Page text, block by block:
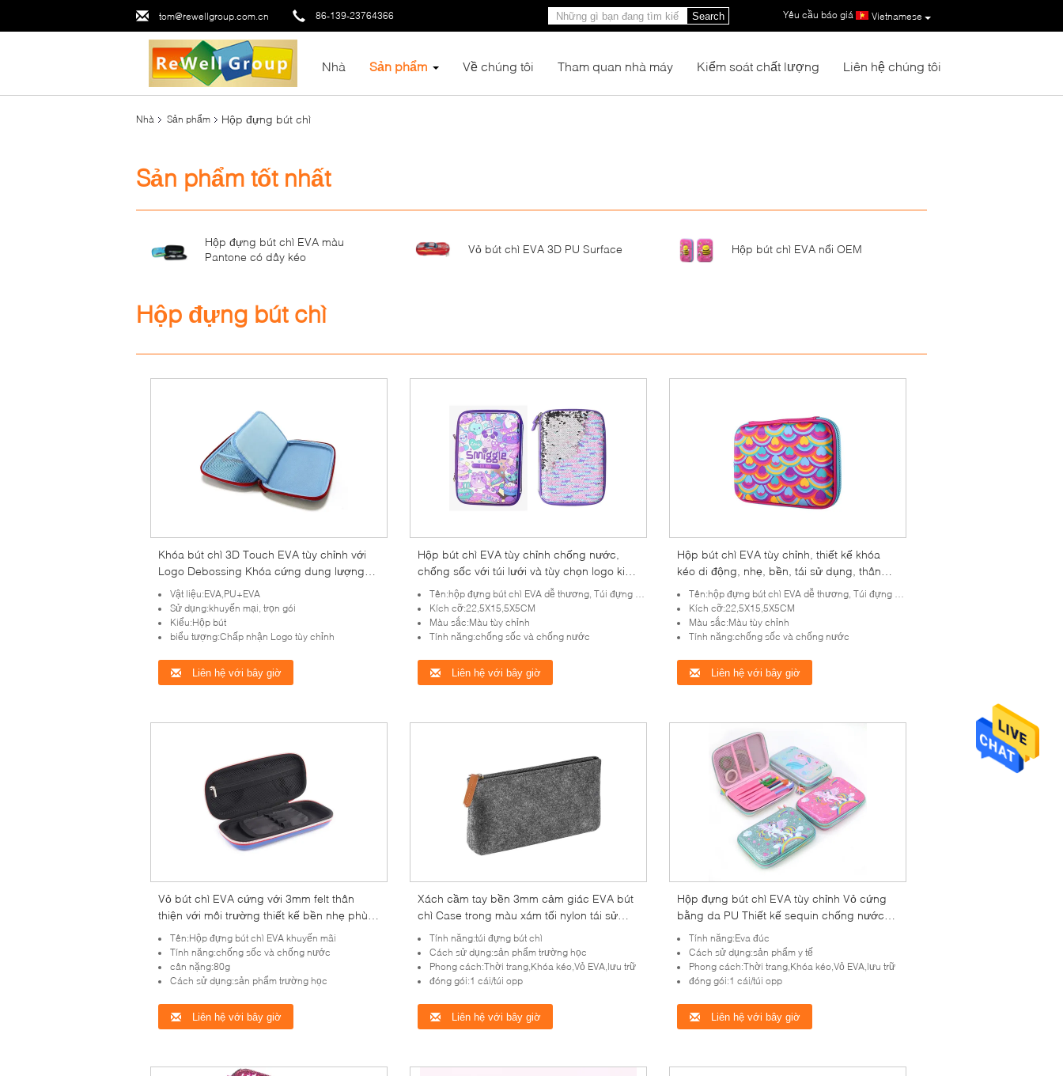
tom@rewellgroup.com.cn 86-139-23764366 Vietnamese
Yêu cầu báo giá |
Search
Nhà Sản phẩm Về chúng tôi Tham quan nhà máy Kiểm soát chất lượng Liên hệ chúng tôi
Nhà Sản phẩm Hộp đựng bút chì
Sản phẩm tốt nhất
Hộp đựng bút chì EVA màu
Pantone có dây kéo
Vỏ bút chì EVA 3D PU Surface Hộp bút chì EVA nổi OEM
Hộp đựng bút chì
Khóa bút chì 3D Touch EVA tùy chỉnh với
Logo Debossing Khóa cứng dung lượng
lớn Thích hợp cho việc lưu trữ và phụ kiện
văn phòng của sinh viên
Vật liệu:EVA,PU+EVA
Sử dụng:khuyến mại, trọn gói
Kiểu:Hộp bút
biểu tượng:Chấp nhận Logo tùy chỉnh
Liên hệ với bây giờ
Hộp bút chì EVA tùy chỉnh chống nước,
chống sốc với túi lưới và tùy chọn logo kim
loại dập nổi/dập chìm
Tên:hộp đựng bút chì EVA dễ thương, Túi đựng bút chì
Kích cỡ:22,5X15,5X5CM
Màu sắc:Màu tùy chỉnh
Tính năng:chống sốc và chống nước
Liên hệ với bây giờ
Hộp bút chì EVA tùy chỉnh, thiết kế khóa
kéo di động, nhẹ, bền, tái sử dụng, thân
thiện với môi trường, túi đựng văn phòng
phẩm cho trẻ em và học sinh
Tên:hộp đựng bút chì EVA dễ thương, Túi đựng bút chì
Kích cỡ:22,5X15,5X5CM
Màu sắc:Màu tùy chỉnh
Tính năng:chống sốc và chống nước
Liên hệ với bây giờ
Vỏ bút chì EVA cứng với 3mm felt thân
thiện với môi trường thiết kế bền nhẹ phù
hợp với sinh viên trường học Văn phòng và
túi bút cần lưu trữ
Tên:Hộp đựng bút chì EVA khuyến mãi
Tính năng:chống sốc và chống nước
cân nặng:80g
Cách sử dụng:sản phẩm trường học
Liên hệ với bây giờ
Xách cầm tay bền 3mm cảm giác EVA bút
chì Case trong màu xám tối nylon tái sử
dụng thiết kế trọng lượng nhẹ phù hợp cho
văn phòng trường học và sinh viên
Tính năng:túi đựng bút chì
Cách sử dụng:sản phẩm trường học
Phong cách:Thời trang,Khóa kéo,Vỏ EVA,lưu trữ
đóng gói:1 cái/túi opp
Liên hệ với bây giờ
Hộp đựng bút chì EVA tùy chỉnh Vỏ cứng
bằng da PU Thiết kế sequin chống nước
Hộp bút chì bảo vệ chống sốc cho trường
học và du lịch
Tính năng:Eva đúc
Cách sử dụng:sản phẩm y tế
Phong cách:Thời trang,Khóa kéo,Vỏ EVA,lưu trữ
đóng gói:1 cái/túi opp
Liên hệ với bây giờ